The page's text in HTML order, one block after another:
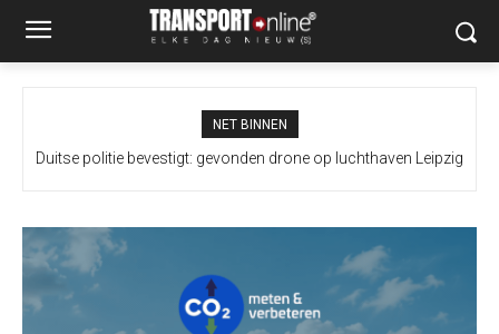
NET BINNEN
Duitse politie bevestigt: gevonden drone op luchthaven Leipzig